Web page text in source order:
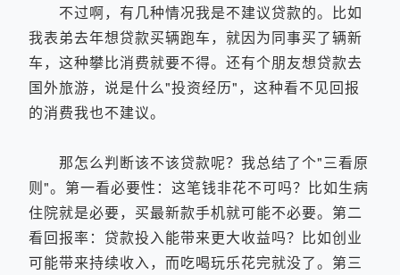
不过啊，有几种情况我是不建议贷款的。比如
我表弟去年想贷款买辆跑车，就因为同事买了辆新
车，这种攀比消费就要不得。还有个朋友想贷款去
国外旅游，说是什么"投资经历"，这种看不见回报
的消费我也不建议。
那怎么判断该不该贷款呢？我总结了个"三看原
则"。第一看必要性：这笔钱非花不可吗？比如生病
住院就是必要，买最新款手机就可能不必要。第二
看回报率：贷款投入能带来更大收益吗？比如创业
可能带来持续收入，而吃喝玩乐花完就没了。第三